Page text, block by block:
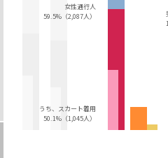
女性通行人
59.5%（2,087人）
うち、スカート着用
50.1%（1,045人）